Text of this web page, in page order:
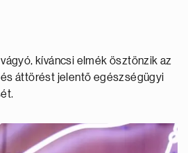
kíváncsi elmék ösztönzik az
áttörést jelentő egészségügyi